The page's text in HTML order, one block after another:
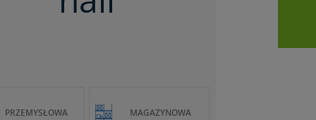
PRZEMYSŁOWA MAGAZYNOWA